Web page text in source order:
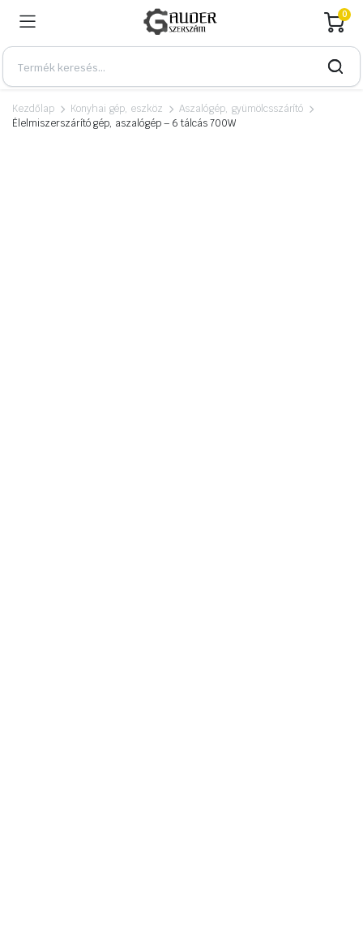
0
Kezdőlap Konyhai gép, eszköz
Aszalógép, gyümölcsszárító
Élelmiszerszárító gép, aszalógép – 6 tálcás 700W